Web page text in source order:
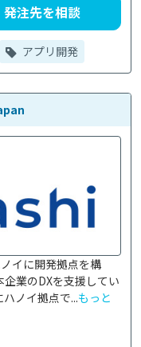
発注先を相談
アプリ開発
イに開発拠点を構
業のDXを支援してい
ノイ拠点で...もっと